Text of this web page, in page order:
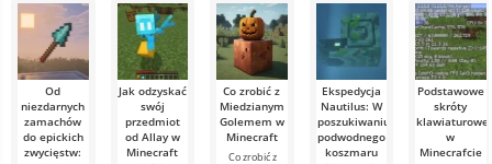
Od
niezdarnych
zamachów
do epickich
zwycięstw:
Jak odzyskać
swój
przedmiot
od Allay w
Minecraft
Co zrobić z
Miedzianym
Golemem w
Minecraft
Co zrobić z
Ekspedycja
Nautilus: W
poszukiwaniu
podwodnego
koszmaru
Podstawowe
skróty
klawiaturowe
w
Minecrafcie